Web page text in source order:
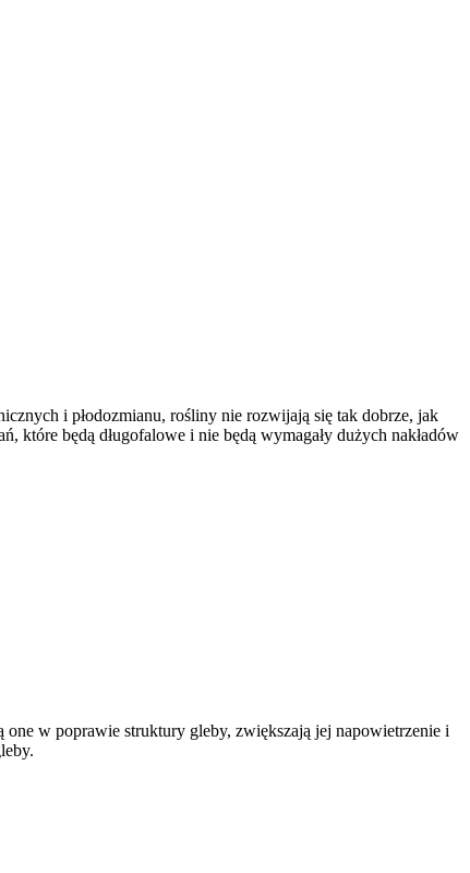
i płodozmianu, rośliny nie rozwijają się tak dobrze, jak
które będą długofalowe i nie będą wymagały dużych nakładów
one w poprawie struktury gleby, zwiększają jej napowietrzenie i